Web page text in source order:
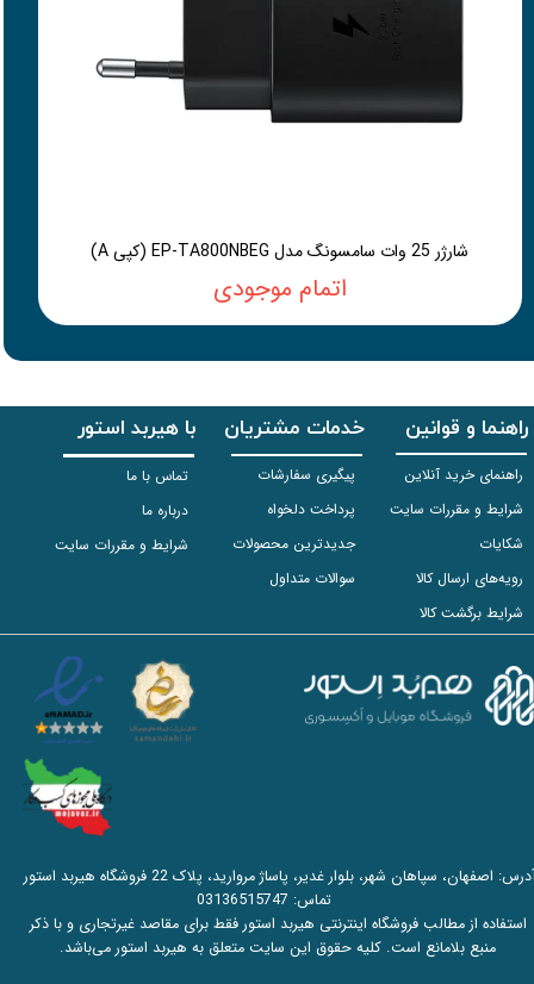
شارژر 25 وات سامسونگ مدل EP-TA800NBEG (کپی A)
اتمام موجودی
راهنما و قوانین
راهنمای خرید آنلاین
شرایط و مقررات سایت
شکایات
رویه‌های ارسال کالا
شرایط برگشت کالا
خدمات مشتریان
پیگیری سفارشات
پرداخت دلخواه
جدیدترین محصولات
سوالات متداول
با هیربد استور
تماس با ما
درباره ما
شرایط و مقررات سایت
آدرس: اصفهان، سپاهان شهر، بلوار غدیر، پاساژ مروارید، پلاک 22 فروشگاه هیربد استور
تماس: 03136515747
استفاده از مطالب فروشگاه اینترنتی هیربد استور فقط برای مقاصد غیرتجاری و با ذکر
منبع بلامانع است. کلیه حقوق این سایت متعلق به هیربد استور می‌باشد.​​​​​​​